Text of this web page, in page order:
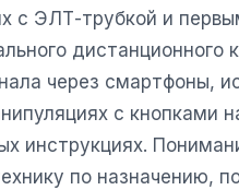
с ЭЛТ-трубкой и
дистанционного
через смартфоны,
с кнопками
инструкциях.
по назначению,